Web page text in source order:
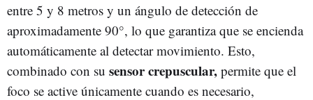
entre 5 y 8 metros y un ángulo de detección de
aproximadamente 90°, lo que garantiza que se encienda
automáticamente al detectar movimiento. Esto,
combinado con su sensor crepuscular, permite que el
foco se active únicamente cuando es necesario,